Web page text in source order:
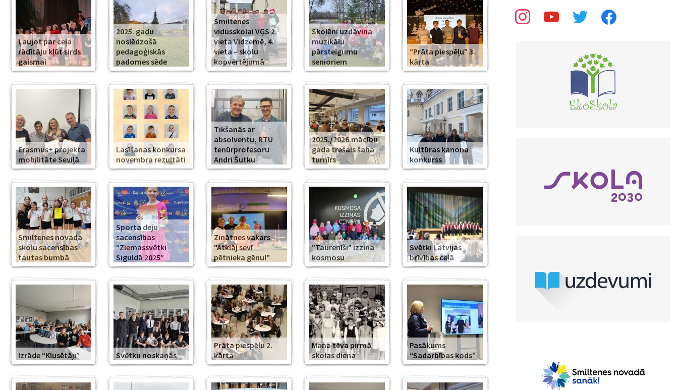
Ļaujot par ceļa
rādītāju kļūt sirds
gaismai
2025. gadu
noslēdzošā
pedagoģiskās
padomes sēde
Smiltenes
vidusskolai VĢS 2.
vieta Vidzemē, 4.
vieta – skolu
kopvērtējumā
Skolēni uzdāvina
muzikālu
pārsteigumu
senioriem
“Prāta piespēļu” 3.
kārta
Erasmus+ projekta
mobilitāte Seviļā
Lasīšanas konkursa
novembra rezultāti
Tikšanās ar
absolventu, RTU
tenūrprofesoru
Andri Šutku
2025./2026.mācību
gada trešais šaha
turnīrs
Kultūras kanona
konkurss
Smiltenes novada
skolu sacensības
tautas bumbā
Sporta deju
sacensības
“Ziemassvētki
Siguldā 2025”
Zinātnes vakars
"Atklāj sevī
pētnieka gēnu!"
"Taurenīši" izzina
kosmosu
Svētki Latvijas
brīvības ceļā
Izrāde “Klusētāji” Svētku noskaņās
Prāta piespēļu 2.
kārta
Mana tēva pirmā
skolas diena
Pasākums
“Sadarbības kods”